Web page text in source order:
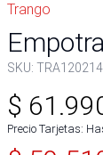
Trango
SKU:
$
Precio Tarjetas: